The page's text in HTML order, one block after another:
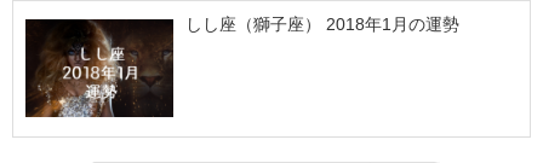
しし座（獅子座） 2018年1月の運勢